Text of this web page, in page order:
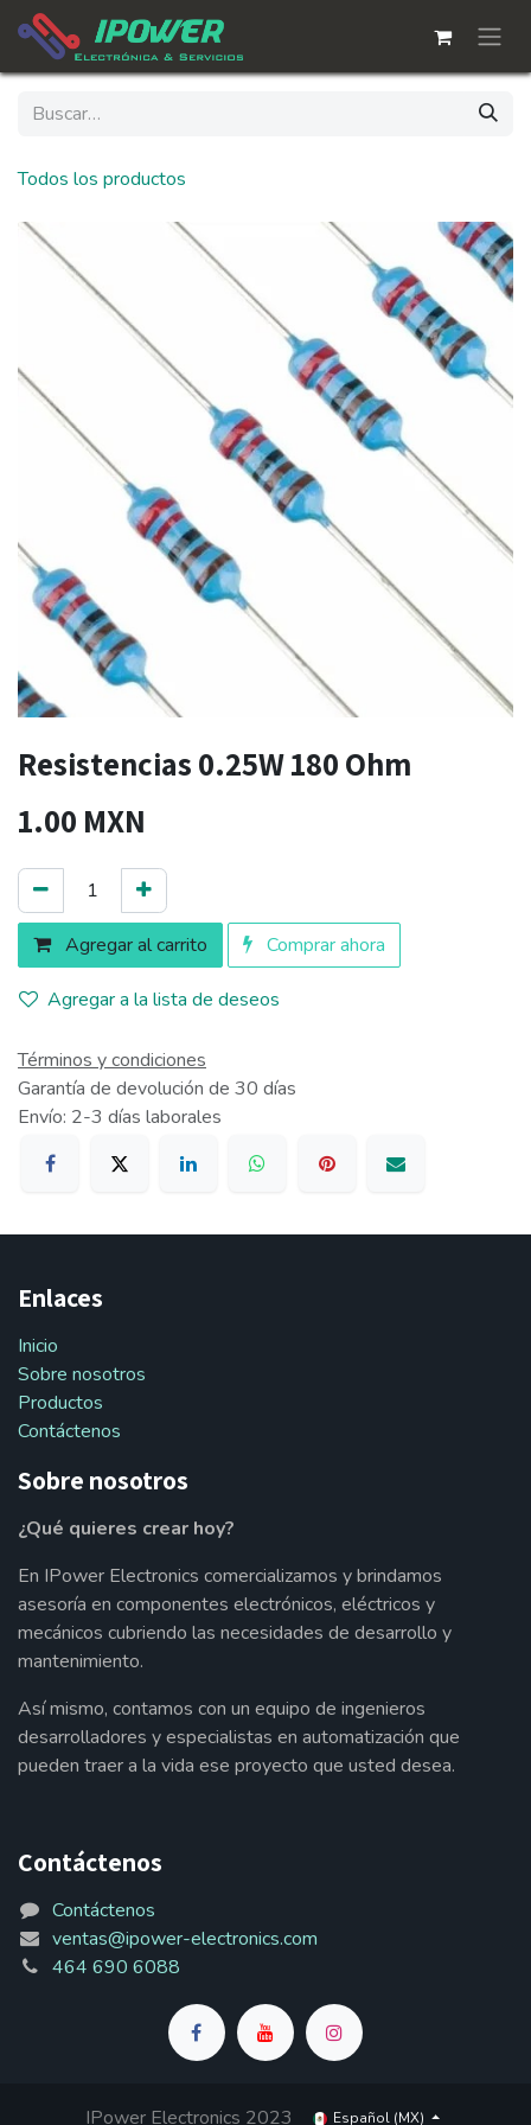
Ir al contenido
Todos los productos
Resistencias 0.25W 180 Ohm
1.00 MXN
Agregar al carrito Comprar ahora
Agregar a la lista de deseos
Términos y condiciones
Garantía de devolución de 30 días
Envío: 2-3 días laborales
Enlaces
Inicio
Sobre nosotros
Productos
Contáctenos
Sobre nosotros
¿Qué quieres crear hoy?
En IPower Electronics comercializamos y brindamos
asesoría en componentes electrónicos, eléctricos y
mecánicos cubriendo las necesidades de desarrollo y
mantenimiento.
Así mismo, contamos con un equipo de ingenieros
desarrolladores y especialistas en automatización que
pueden traer a la vida ese proyecto que usted desea.
Contáctenos
Contáctenos
ventas@ipower-electronics.com
464 690 6088
IPower Electronics 2023 Español (MX)